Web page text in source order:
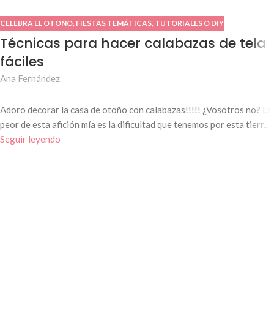
CELEBRA EL OTOÑO, FIESTAS TEMÁTICAS, TUTORIALES O DIY
Técnicas para hacer calabazas de tela
fáciles
Ana Fernández
Adoro decorar la casa de otoño con calabazas!!!!! ¿Vosotros no? Lo
peor de esta afición mía es la dificultad que tenemos por esta tierr...
Seguir leyendo